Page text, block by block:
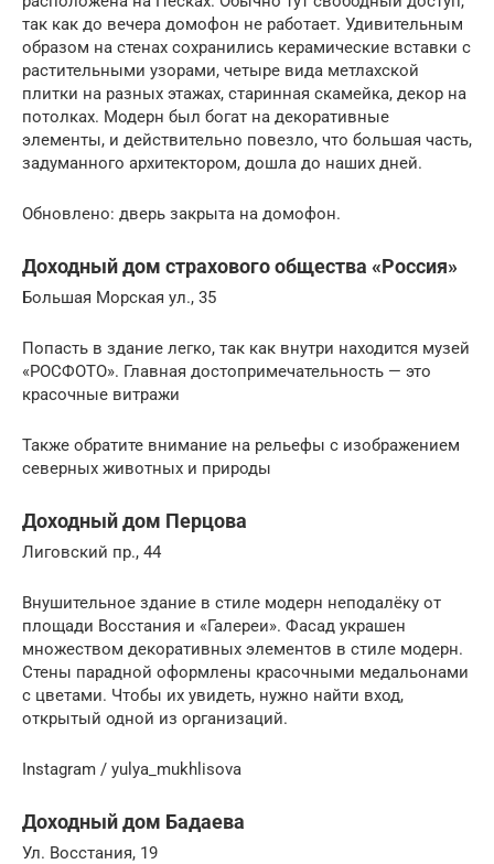
так как до вечера домофон не работает. Удивительным
образом на стенах сохранились керамические вставки с
растительными узорами, четыре вида метлахской
плитки на разных этажах, старинная скамейка, декор на
потолках. Модерн был богат на декоративные
элементы, и действительно повезло, что большая часть,
задуманного архитектором, дошла до наших дней.
Обновлено: дверь закрыта на домофон.
Доходный дом страхового общества «Россия»
Большая Морская ул., 35
Попасть в здание легко, так как внутри находится музей
«РОСФОТО». Главная достопримечательность — это
красочные витражи
Также обратите внимание на рельефы с изображением
северных животных и природы
Доходный дом Перцова
Лиговский пр., 44
Внушительное здание в стиле модерн неподалёку от
площади Восстания и «Галереи». Фасад украшен
множеством декоративных элементов в стиле модерн.
Стены парадной оформлены красочными медальонами
с цветами. Чтобы их увидеть, нужно найти вход,
открытый одной из организаций.
Instagram / yulya_mukhlisova
Доходный дом Бадаева
Ул. Восстания, 19